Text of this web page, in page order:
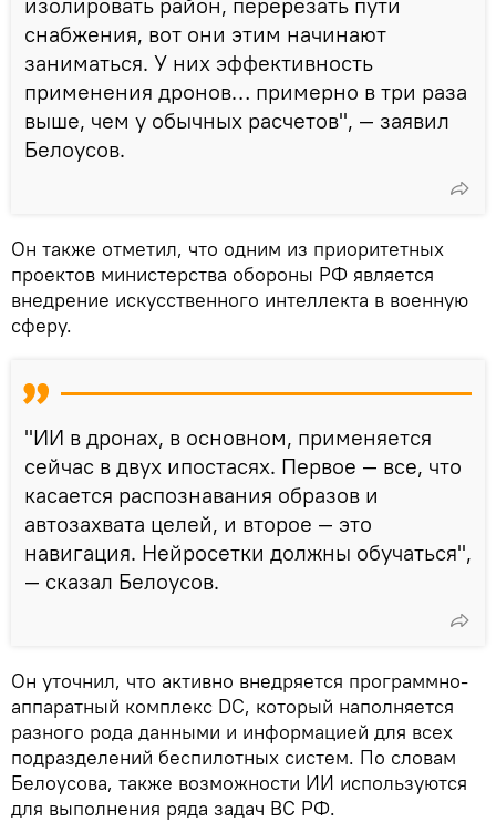
снабжения, вот они этим начинают
заниматься. У них эффективность
применения дронов… примерно в три раза
выше, чем у обычных расчетов", — заявил
Белоусов.
Он также отметил, что одним из приоритетных
проектов министерства обороны РФ является
внедрение искусственного интеллекта в военную
сферу.
"ИИ в дронах, в основном, применяется
сейчас в двух ипостасях. Первое — все, что
касается распознавания образов и
автозахвата целей, и второе — это
навигация. Нейросетки должны обучаться",
— сказал Белоусов.
Он уточнил, что активно внедряется программно-
аппаратный комплекс DС, который наполняется
разного рода данными и информацией для всех
подразделений беспилотных систем. По словам
Белоусова, также возможности ИИ используются
для выполнения ряда задач ВС РФ.